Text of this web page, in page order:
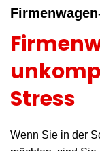
Stress
Wenn Sie in der